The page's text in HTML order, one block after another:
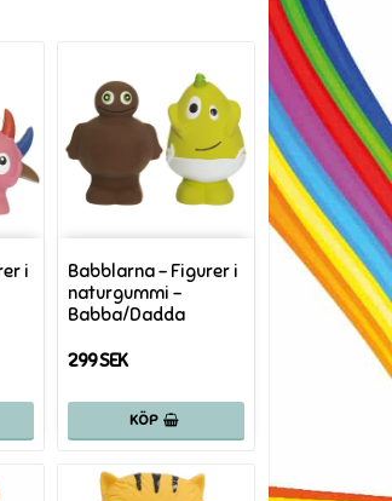
i
Babblarna - Figurer i
naturgummi -
Babba/Dadda
299 SEK
KÖP